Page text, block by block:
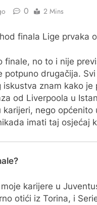
0 2 Mins
finala Lige prvaka
finale, no to i nije
potpuno drugačija.
iskustva znam kako
od Liverpoola u
karijeri, nego
imati taj osjećaj
karijere u
otići iz Torina, i